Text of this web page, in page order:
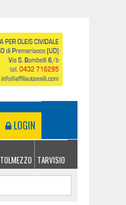
LOGIN
TOLMEZZO TARVISIO